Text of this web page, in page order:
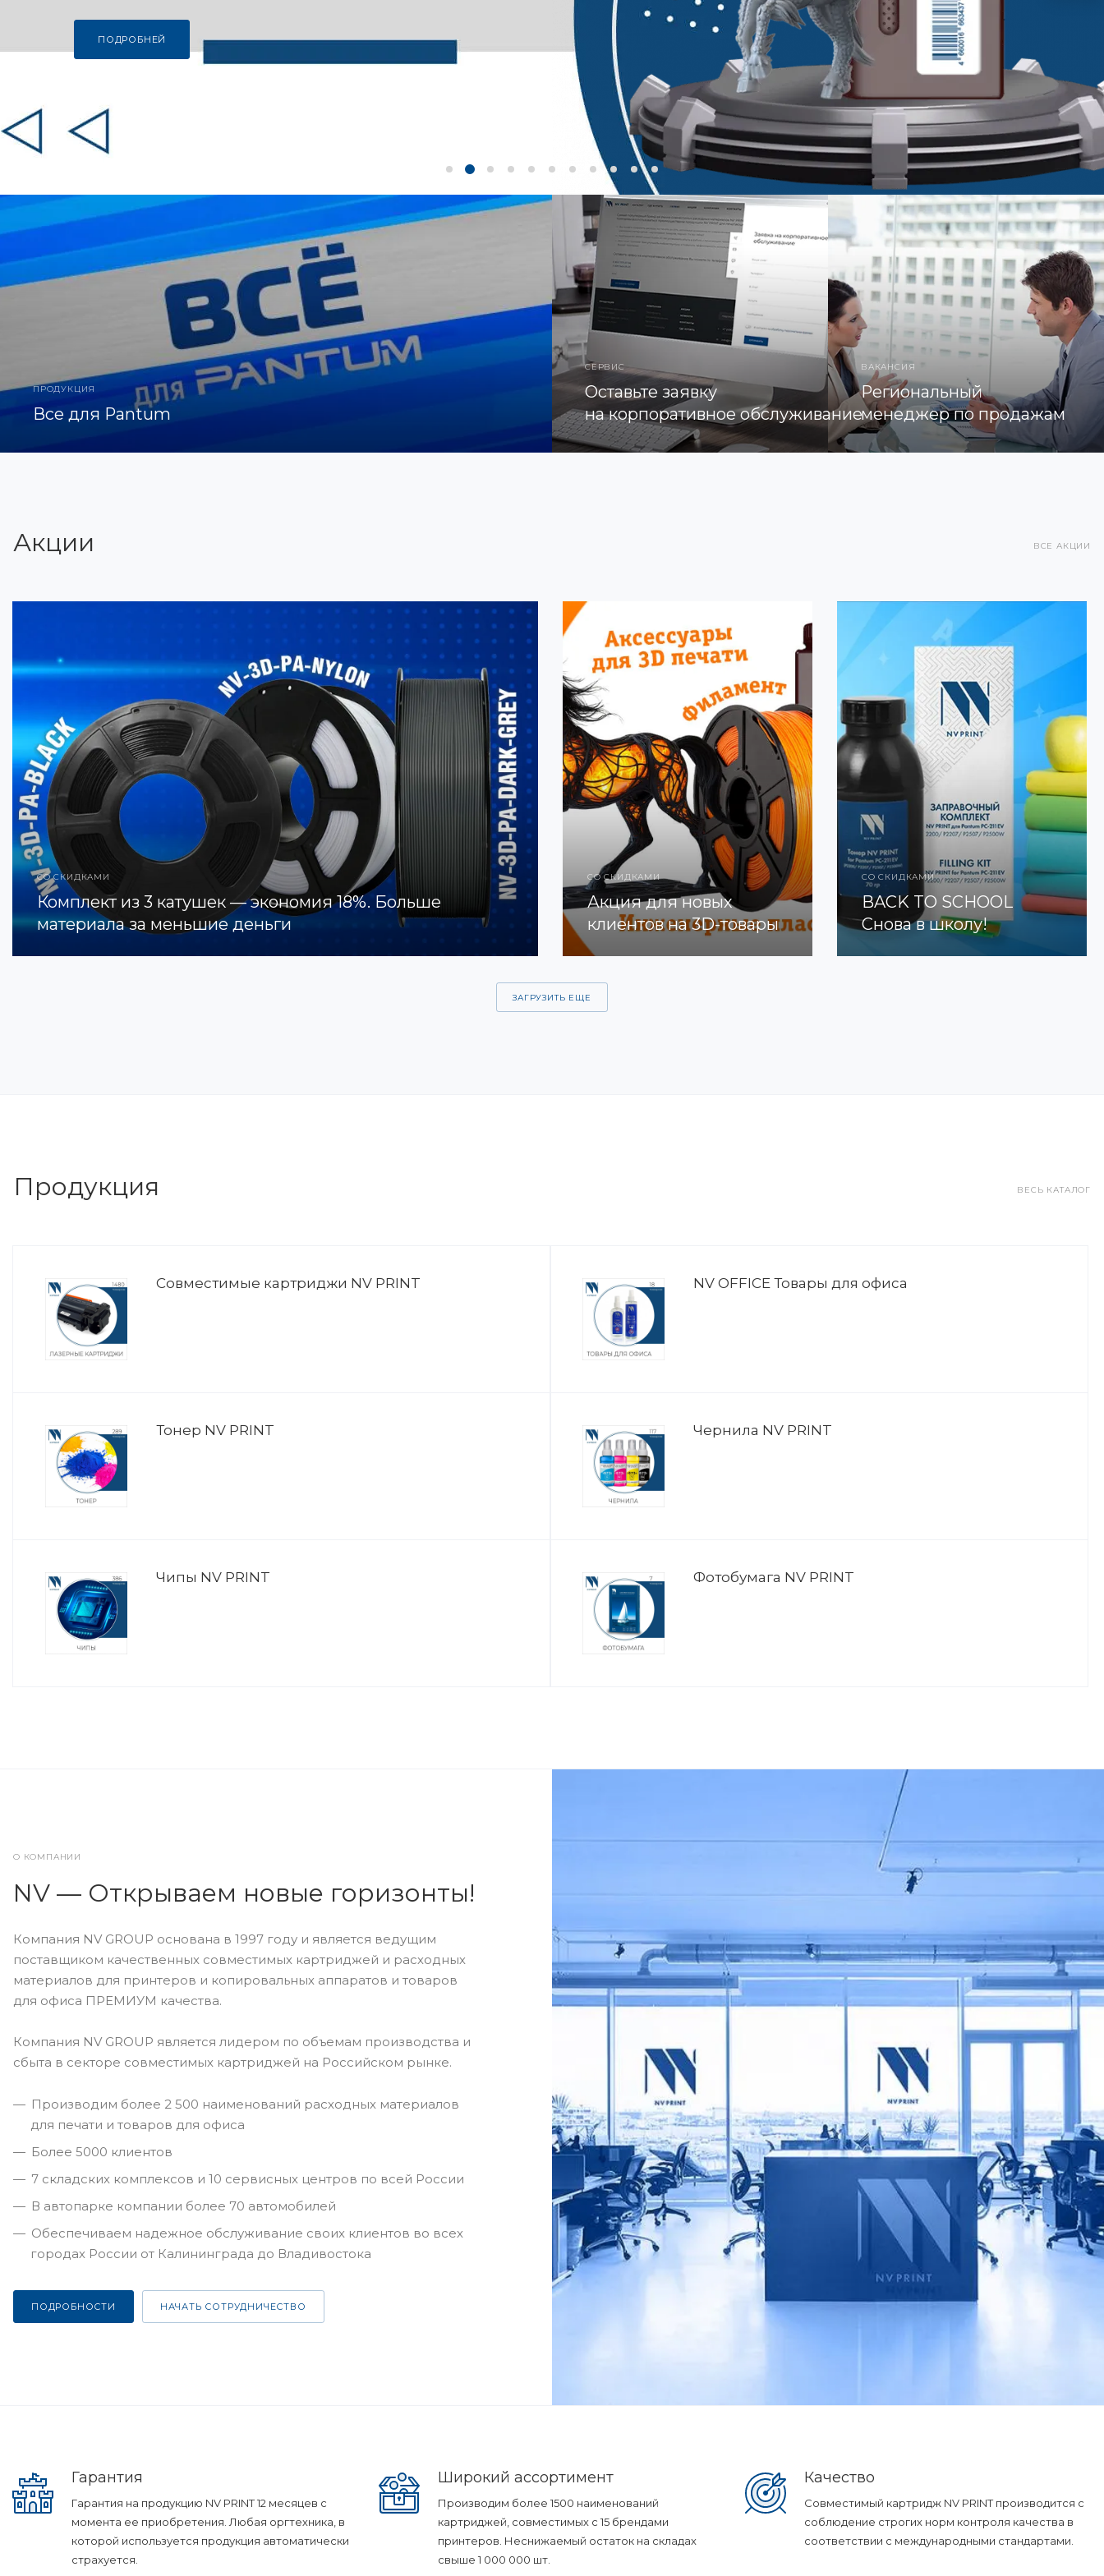
ПОДРОБНЕЙ
ПРОДУКЦИЯ
Все для Pantum
СЕРВИС
Оставьте заявку
на корпоративное обслуживание
ВАКАНСИЯ
Региональный
менеджер по продажам
ВСЕ АКЦИИ
Акции
СО СКИДКАМИ
Комплект из 3 катушек — экономия 18%. Больше
материала за меньшие деньги
СО СКИДКАМИ
Акция для новых
клиентов на 3D-товары
СО СКИДКАМИ
BACK TO SCHOOL
Снова в школу!
ЗАГРУЗИТЬ ЕЩЕ
ВЕСЬ КАТАЛОГ
Продукция
Совместимые картриджи NV PRINT NV OFFICE Товары для офиса
Тонер NV PRINT Чернила NV PRINT
Чипы NV PRINT Фотобумага NV PRINT
О КОМПАНИИ
NV — Открываем новые горизонты!
Компания NV GROUP основана в 1997 году и является ведущим
поставщиком качественных совместимых картриджей и расходных
материалов для принтеров и копировальных аппаратов и товаров
для офиса ПРЕМИУМ качества.
Компания NV GROUP является лидером по объемам производства и
сбыта в секторе совместимых картриджей на Российском рынке.
Производим более 2 500 наименований расходных материалов
для печати и товаров для офиса
Более 5000 клиентов
7 складских комплексов и 10 сервисных центров по всей России
В автопарке компании более 70 автомобилей
Обеспечиваем надежное обслуживание своих клиентов во всех
городах России от Калининграда до Владивостока
ПОДРОБНОСТИ НАЧАТЬ СОТРУДНИЧЕСТВО
Гарантия
Гарантия на продукцию NV PRINT 12 месяцев с
момента ее приобретения. Любая оргтехника, в
которой используется продукция автоматически
страхуется.
Широкий ассортимент
Производим более 1500 наименований
картриджей, совместимых с 15 брендами
принтеров. Неснижаемый остаток на складах
свыше 1 000 000 шт.
Качество
Совместимый картридж NV PRINT производится с
соблюдение строгих норм контроля качества в
соответствии с международными стандартами.